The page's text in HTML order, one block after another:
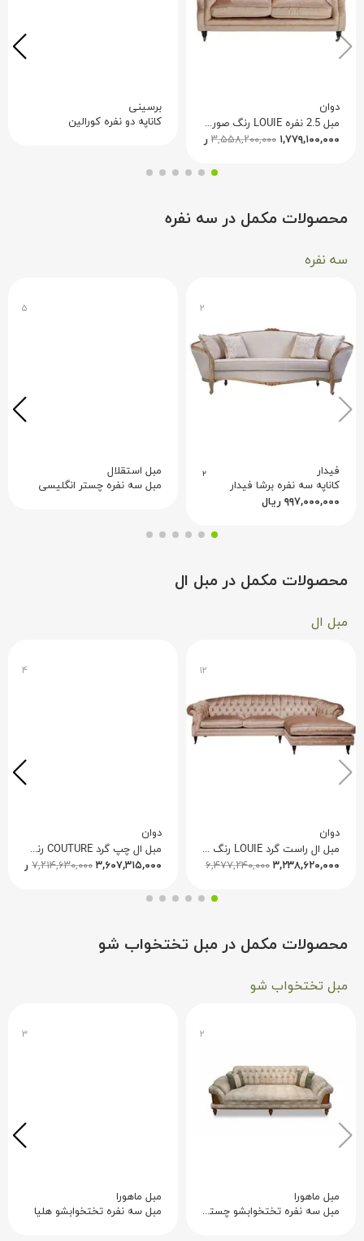
دوان
مبل 2.5 نفره LOUIE رنگ صورتی 577222
۳,۵۵۸,۲۰۰,۰۰۰ ۱,۷۷۹,۱۰۰,۰۰۰ ریال
برسینی
کاناپه دو نفره کورالین
محصولات مکمل در سه نفره
سه نفره
۲
فیدار ۲
کاناپه سه نفره برشا فیدار
۹۹۷,۰۰۰,۰۰۰ ریال
۵
مبل استقلال
مبل سه نفره چستر انگلیسی
محصولات مکمل در مبل ال
مبل ال
۱۲
دوان
مبل ال راست گرد LOUIE رنگ صورتی 640645
۶,۴۷۷,۲۴۰,۰۰۰ ۳,۲۳۸,۶۲۰,۰۰۰
۴
دوان
مبل ال چپ گرد COUTURE رنگ قهوه ای 668666
۷,۲۱۴,۶۳۰,۰۰۰ ۳,۶۰۷,۳۱۵,۰۰۰ ریال
محصولات مکمل در مبل تختخواب شو
مبل تختخواب شو
۲
مبل ماهورا
مبل سه نفره تختخوابشو چستر آراد
۳
مبل ماهورا
مبل سه نفره تختخوابشو هلیا